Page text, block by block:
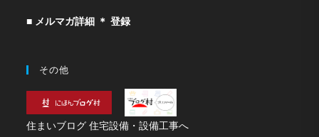
■ メルマガ詳細 ＊ 登録
その他
住まいブログ 住宅設備・設備工事へ